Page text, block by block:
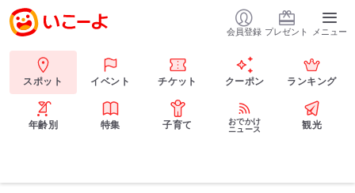
会員登録 プレゼント メニュー
スポット イベント チケット クーポン ランキング
年齢別 特集 子育て
おでかけ
ニュース
観光